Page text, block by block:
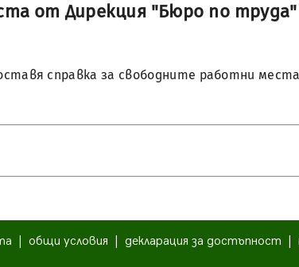
от Дирекция "Бюро по труда"
справка за свободните работни места
общи условия декларация за достъпност